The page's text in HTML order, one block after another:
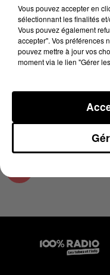
4 août 2024 - 1 min 14
L'AGENDA DE
06H42
L'agenda de Toulouse
Vous pouvez accepter en
sélectionnant les finalités
Vous pouvez également
accepter". Vos préférences
pouvez mettre à jour vos
moment via le lien "Gérer